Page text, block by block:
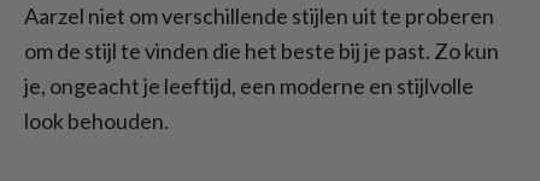
Aarzel niet om verschillende stijlen uit te proberen
om de stijl te vinden die het beste bij je past. Zo kun
je, ongeacht je leeftijd, een moderne en stijlvolle
look behouden.